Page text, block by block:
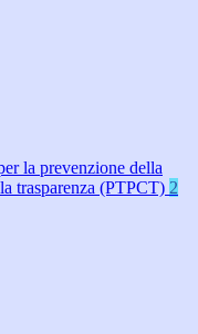
la prevenzione della
trasparenza (PTPCT) 2